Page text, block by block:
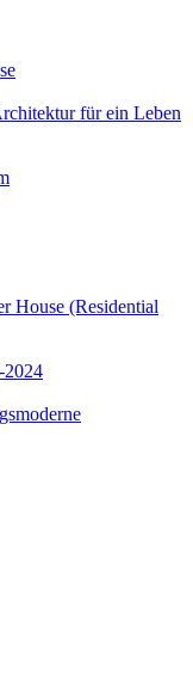
für ein Leben
House (Residential